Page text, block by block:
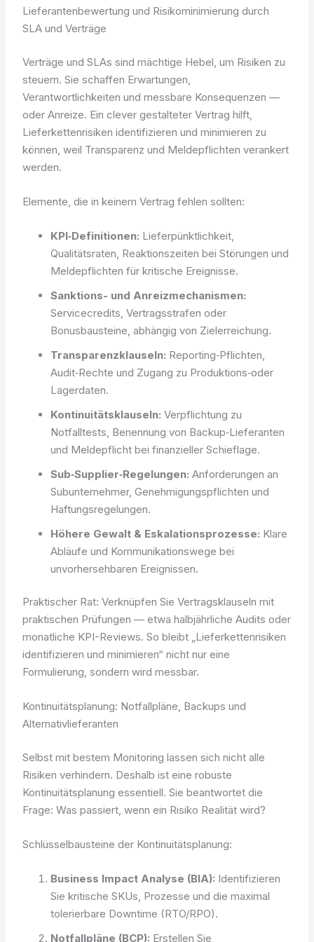
Lieferantenbewertung und Risikominimierung durch
SLA und Verträge
Verträge und SLAs sind mächtige Hebel, um Risiken zu
steuern. Sie schaffen Erwartungen,
Verantwortlichkeiten und messbare Konsequenzen —
oder Anreize. Ein clever gestalteter Vertrag hilft,
Lieferkettenrisiken identifizieren und minimieren zu
können, weil Transparenz und Meldepflichten verankert
werden.
Elemente, die in keinem Vertrag fehlen sollten:
KPI‑Definitionen: Lieferpünktlichkeit,
Qualitätsraten, Reaktionszeiten bei Störungen und
Meldepflichten für kritische Ereignisse.
Sanktions- und Anreizmechanismen:
Servicecredits, Vertragsstrafen oder
Bonusbausteine, abhängig von Zielerreichung.
Transparenzklauseln: Reporting‑Pflichten,
Audit‑Rechte und Zugang zu Produktions‑oder
Lagerdaten.
Kontinuitätsklauseln: Verpflichtung zu
Notfalltests, Benennung von Backup‑Lieferanten
und Meldepflicht bei finanzieller Schieflage.
Sub‑Supplier‑Regelungen: Anforderungen an
Subunternehmer, Genehmigungspflichten und
Haftungsregelungen.
Höhere Gewalt & Eskalationsprozesse: Klare
Abläufe und Kommunikationswege bei
unvorhersehbaren Ereignissen.
Praktischer Rat: Verknüpfen Sie Vertragsklauseln mit
praktischen Prüfungen — etwa halbjährliche Audits oder
monatliche KPI-Reviews. So bleibt „Lieferkettenrisiken
identifizieren und minimieren“ nicht nur eine
Formulierung, sondern wird messbar.
Kontinuitätsplanung: Notfallpläne, Backups und
Alternativlieferanten
Selbst mit bestem Monitoring lassen sich nicht alle
Risiken verhindern. Deshalb ist eine robuste
Kontinuitätsplanung essentiell. Sie beantwortet die
Frage: Was passiert, wenn ein Risiko Realität wird?
Schlüsselbausteine der Kontinuitätsplanung:
Business Impact Analyse (BIA): Identifizieren
Sie kritische SKUs, Prozesse und die maximal
tolerierbare Downtime (RTO/RPO).
Notfallpläne (BCP): Erstellen Sie